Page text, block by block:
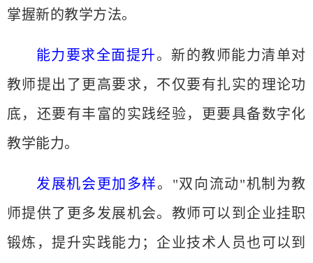
掌握新的教学方法。
能力要求全面提升。新的教师能力清单对
教师提出了更高要求，不仅要有扎实的理论功
底，还要有丰富的实践经验，更要具备数字化
教学能力。
发展机会更加多样。 "双向流动"机制为教
师提供了更多发展机会。教师可以到企业挂职
锻炼，提升实践能力；企业技术人员也可以到